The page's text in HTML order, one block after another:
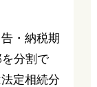
・納税期
分割で
定相続分